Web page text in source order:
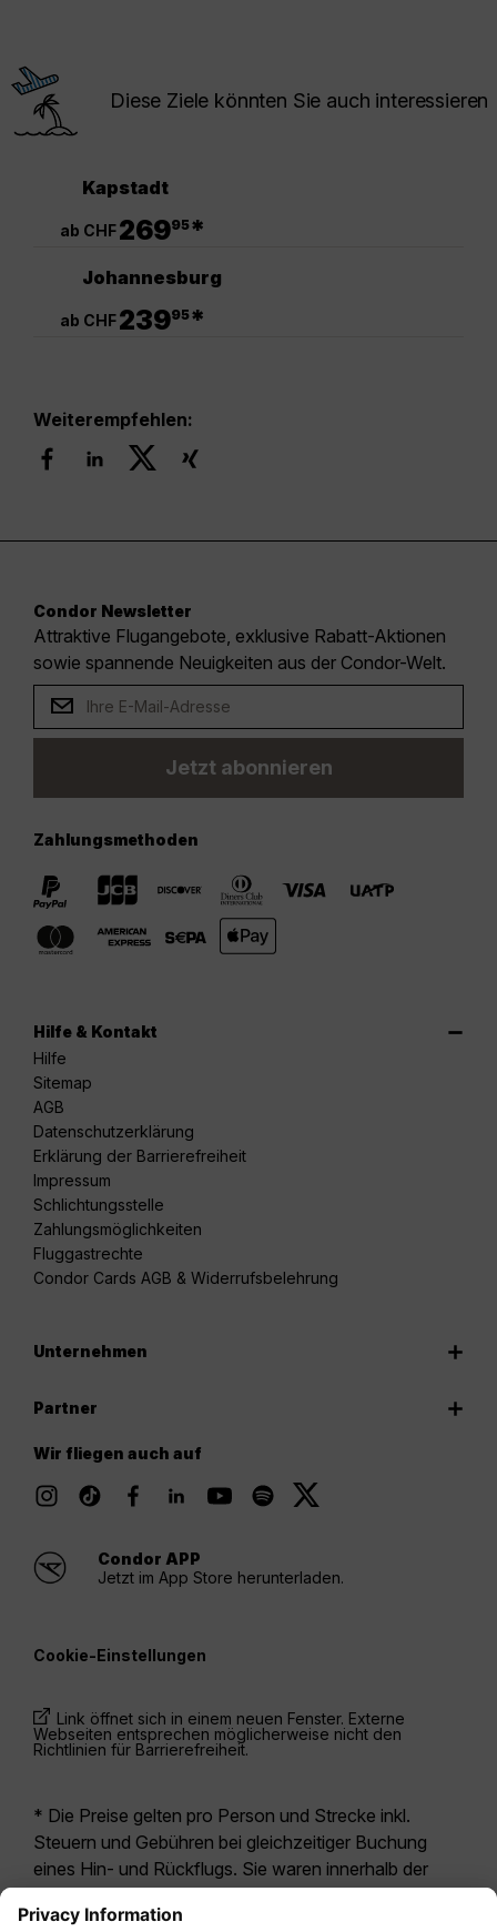
Diese Ziele könnten Sie auch interessieren
Kapstadt
ab CHF26995*
Johannesburg
ab CHF23995*
Weiterempfehlen:
Condor Newsletter
Attraktive Flugangebote, exklusive Rabatt-Aktionen
sowie spannende Neuigkeiten aus der Condor-Welt.
Jetzt abonnieren
Zahlungsmethoden
Hilfe & Kontakt
Hilfe
Sitemap
AGB
Datenschutzerklärung
Erklärung der Barrierefreiheit
Impressum
Schlichtungsstelle
Zahlungsmöglichkeiten
Fluggastrechte
Condor Cards AGB & Widerrufsbelehrung
Unternehmen
Partner
Wir fliegen auch auf
Condor APP
Jetzt im App Store herunterladen.
Cookie-Einstellungen
Link öffnet sich in einem neuen Fenster. Externe
Webseiten entsprechen möglicherweise nicht den
Richtlinien für Barrierefreiheit.
* Die Preise gelten pro Person und Strecke inkl.
Steuern und Gebühren bei gleichzeitiger Buchung
eines Hin- und Rückflugs. Sie waren innerhalb der
möglicherweise nicht mehr aktuell. Bei den für die